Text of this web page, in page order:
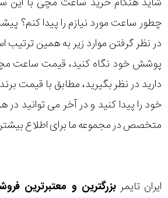
چطور ساعت مورد نیازم را پیدا کنم؟
در نظر گرفتن موارد زیر به همین
پوشش خود نگاه کنید، قیمت ساعت
دارید در نظر بگیرید، مطابق با قیمت
خود را پیدا کنید و در آخر می توانید
متخصص در مجموعه ما برای اطلاع
ایران تایمر بزرگترین و معتبرترین